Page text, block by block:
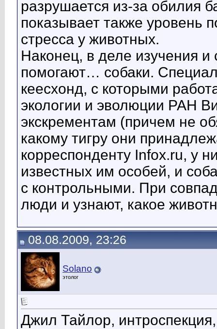
разрушается из-за обилия
показывает также уровень
стресса у животных.
Наконец, в деле изучения
помогают… собаки.
кеесхонд, с которыми
экологии и эволюции РАН
экскрементам (причем не
какому тигру они
корреспонденту Infox.ru, у
известных им особей, и
с контрольными. При
люди и узнают, какое
08.08.2009, 23:26
Solano
этолог
Джил Тайлор,